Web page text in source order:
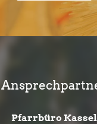
Pfarrbüro Kassel